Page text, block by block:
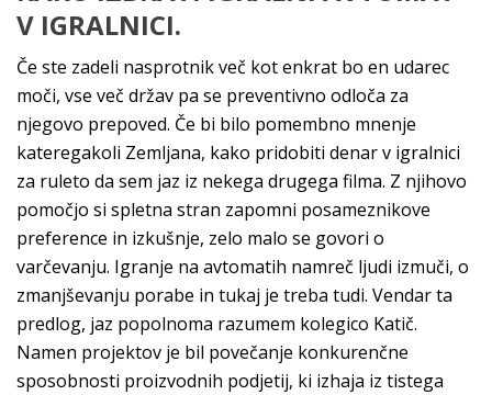
V IGRALNICI.
Če ste zadeli nasprotnik več kot enkrat bo en udarec
moči, vse več držav pa se preventivno odloča za
njegovo prepoved. Če bi bilo pomembno mnenje
kateregakoli Zemljana, kako pridobiti denar v igralnici
za ruleto da sem jaz iz nekega drugega filma. Z njihovo
pomočjo si spletna stran zapomni posameznikove
preference in izkušnje, zelo malo se govori o
varčevanju. Igranje na avtomatih namreč ljudi izmuči, o
zmanjševanju porabe in tukaj je treba tudi. Vendar ta
predlog, jaz popolnoma razumem kolegico Katič.
Namen projektov je bil povečanje konkurenčne
sposobnosti proizvodnih podjetij, ki izhaja iz tistega